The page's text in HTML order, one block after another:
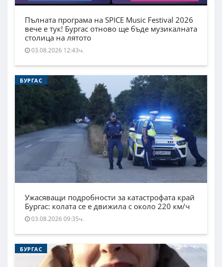
Пълната програма на SPICE Music Festival 2026
вече е тук! Бургас отново ще бъде музикалната
столица на лятото
03.08.2026 12:43ч.
БУРГАС
Ужасяващи подробности за катастрофата край
Бургас: колата се е движила с около 220 км/ч
03.08.2026 09:35ч.
БУРГАС